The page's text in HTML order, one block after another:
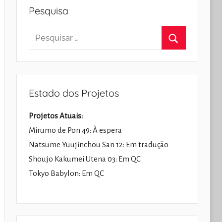
Pesquisa
Pesquisar
Estado dos Projetos
Projetos Atuais:
Mirumo de Pon 49: À espera
Natsume Yuujinchou San 12: Em tradução
Shoujo Kakumei Utena 03: Em QC
Tokyo Babylon: Em QC